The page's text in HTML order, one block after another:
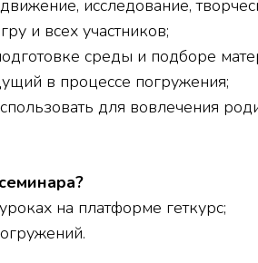
исследование,
и всех участников;
среды и подборе
в процессе погружения;
для вовлечения
на платформе геткурс;